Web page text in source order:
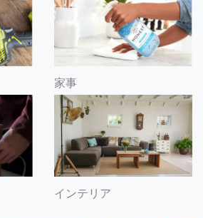
家事
インテリア